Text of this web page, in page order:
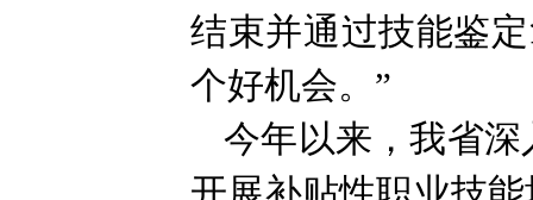
结束并通过技能鉴
个好机会。”
今年以来，我省